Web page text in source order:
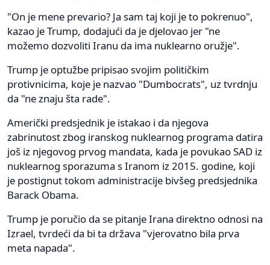
"On je mene prevario? Ja sam taj koji je to pokrenuo",
kazao je Trump, dodajući da je djelovao jer "ne
možemo dozvoliti Iranu da ima nuklearno oružje".
Trump je optužbe pripisao svojim političkim
protivnicima, koje je nazvao "Dumbocrats", uz tvrdnju
da "ne znaju šta rade".
Američki predsjednik je istakao i da njegova
zabrinutost zbog iranskog nuklearnog programa datira
još iz njegovog prvog mandata, kada je povukao SAD iz
nuklearnog sporazuma s Iranom iz 2015. godine, koji
je postignut tokom administracije bivšeg predsjednika
Barack Obama.
Trump je poručio da se pitanje Irana direktno odnosi na
Izrael, tvrdeći da bi ta država "vjerovatno bila prva
meta napada".